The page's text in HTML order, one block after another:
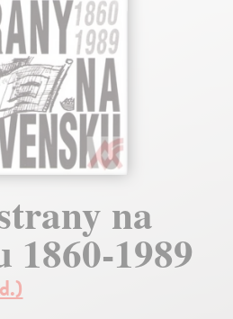
na
1860-1989